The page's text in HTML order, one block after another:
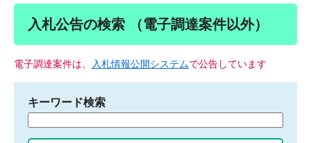
入札公告の検索 （電子調達案件以外）
電子調達案件は、 入札情報公開システムで公告しています
キーワード検索